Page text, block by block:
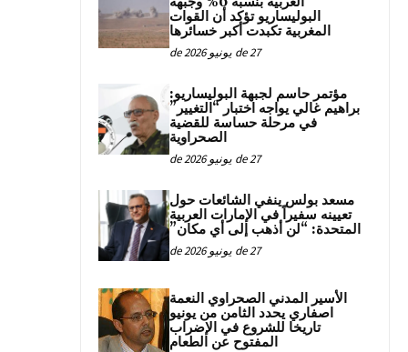
البوليساريو تؤكد أن القوات
المغربية تكبدت أكبر خسائرها
27 de يونيو de 2026
مؤتمر حاسم لجبهة البوليساريو:
براهيم غالي يواجه اختبار “التغيير”
في مرحلة حساسة للقضية
الصحراوية
27 de يونيو de 2026
مسعد بولس ينفي الشائعات حول
تعيينه سفيراً في الإمارات العربية
المتحدة: “لن أذهب إلى أي مكان”
27 de يونيو de 2026
الأسير المدني الصحراوي النعمة
اصفاري يحدد الثامن من يونيو
تاريخا للشروع في الإضراب
المفتوح عن الطعام